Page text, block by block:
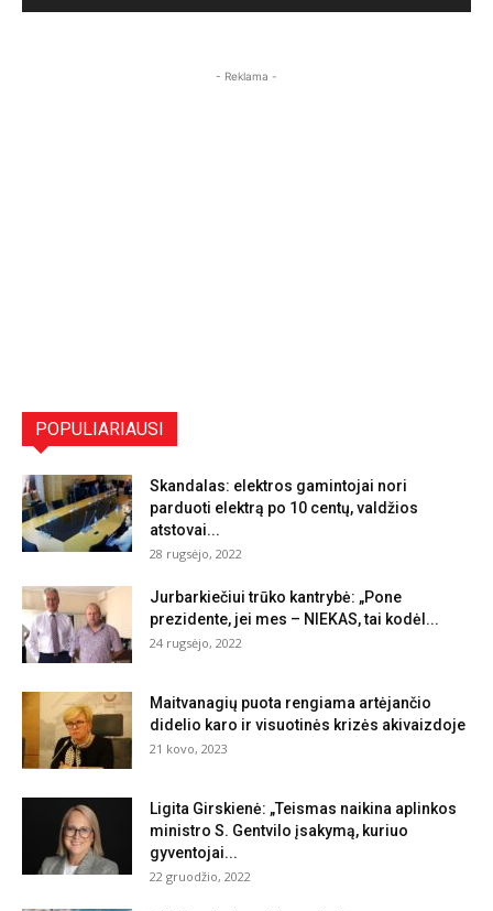
- Reklama -
POPULIARIAUSI
Skandalas: elektros gamintojai nori
parduoti elektrą po 10 centų, valdžios
atstovai...
28 rugsėjo, 2022
Jurbarkiečiui trūko kantrybė: „Pone
prezidente, jei mes – NIEKAS, tai kodėl...
24 rugsėjo, 2022
Maitvanagių puota rengiama artėjančio
didelio karo ir visuotinės krizės akivaizdoje
21 kovo, 2023
Ligita Girskienė: „Teismas naikina aplinkos
ministro S. Gentvilo įsakymą, kuriuo
gyventojai...
22 gruodžio, 2022